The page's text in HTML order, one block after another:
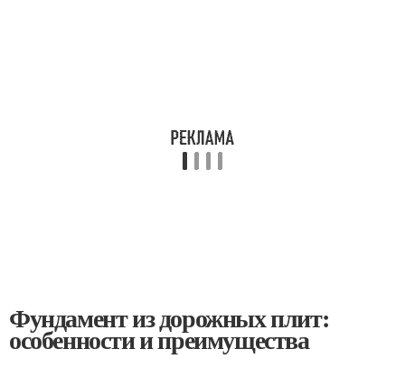
Фундамент из дорожных плит:
особенности и преимущества